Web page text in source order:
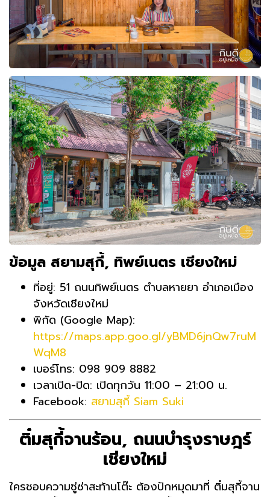
ข้อมูล สยามสุกี้, ทิพย์เนตร เชียงใหม่
ที่อยู่: 51 ถนนทิพย์เนตร ตำบลหายยา อำเภอเมือง
จังหวัดเชียงใหม่
พิกัด (Google Map):
https://maps.app.goo.gl/yBMD6jnQw7ruM
WqM8
เบอร์โทร: 098 909 8882
เวลาเปิด-ปิด: เปิดทุกวัน 11:00 – 21:00 น.
Facebook: สยามสุกี้ Siam Suki
ติ๋มสุกี้จานร้อน, ถนนบำรุงราษฎร์
เชียงใหม่
ใครชอบความซู่ซ่าสะท้านโต๊ะ ต้องปักหมุดมาที่ ติ๋มสุกี้จาน